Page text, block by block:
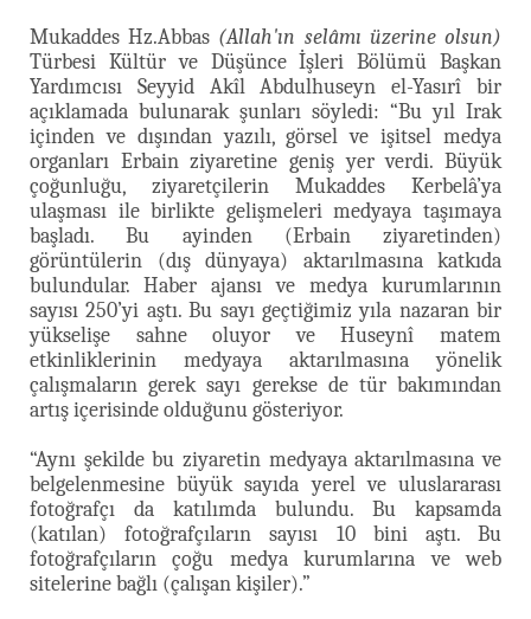
Mukaddes Hz.Abbas (Allah'ın selâmı üzerine olsun)
Türbesi Kültür ve Düşünce İşleri Bölümü Başkan
Yardımcısı Seyyid Akîl Abdulhuseyn el-Yasırî bir
açıklamada bulunarak şunları söyledi: “Bu yıl Irak
içinden ve dışından yazılı, görsel ve işitsel medya
organları Erbain ziyaretine geniş yer verdi. Büyük
çoğunluğu, ziyaretçilerin Mukaddes Kerbelâ’ya
ulaşması ile birlikte gelişmeleri medyaya taşımaya
başladı. Bu ayinden (Erbain ziyaretinden)
görüntülerin (dış dünyaya) aktarılmasına katkıda
bulundular. Haber ajansı ve medya kurumlarının
sayısı 250’yi aştı. Bu sayı geçtiğimiz yıla nazaran bir
yükselişe sahne oluyor ve Huseynî matem
etkinliklerinin medyaya aktarılmasına yönelik
çalışmaların gerek sayı gerekse de tür bakımından
artış içerisinde olduğunu gösteriyor.
“Aynı şekilde bu ziyaretin medyaya aktarılmasına ve
belgelenmesine büyük sayıda yerel ve uluslararası
fotoğrafçı da katılımda bulundu. Bu kapsamda
(katılan) fotoğrafçıların sayısı 10 bini aştı. Bu
fotoğrafçıların çoğu medya kurumlarına ve web
sitelerine bağlı (çalışan kişiler).”